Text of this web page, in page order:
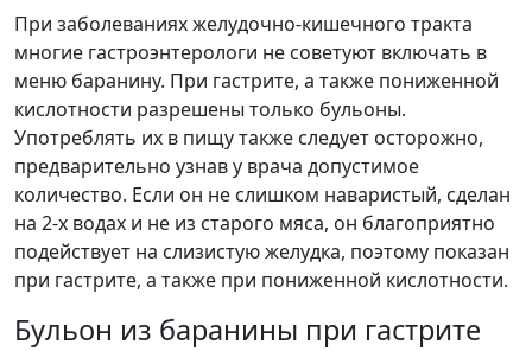
При заболеваниях желудочно-кишечного тракта
многие гастроэнтерологи не советуют включать в
меню баранину. При гастрите, а также пониженной
кислотности разрешены только бульоны.
Употреблять их в пищу также следует осторожно,
предварительно узнав у врача допустимое
количество. Если он не слишком наваристый, сделан
на 2-х водах и не из старого мяса, он благоприятно
подействует на слизистую желудка, поэтому показан
при гастрите, а также при пониженной кислотности.
Бульон из баранины при гастрите